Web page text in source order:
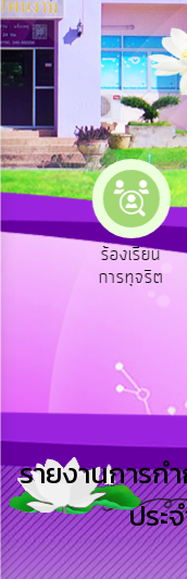
การ
เปิด
เผย
ข้อมูล
สาธารณะ
OIT
e-
Service
ดำเนิน
งาน
การ
ให้
บริการ
ร้องเรียน
การทุจริต
รายงานการก
ประ